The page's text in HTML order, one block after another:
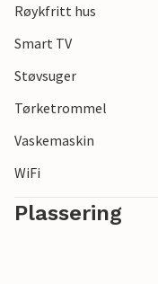
Røykfritt hus
Smart TV
Støvsuger
Tørketrommel
Vaskemaskin
WiFi
Plassering